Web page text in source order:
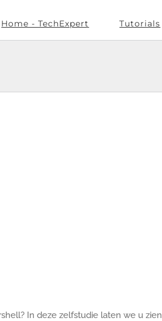
Home - TechExpert Tutorials
In deze zelfstudie laten we u zien